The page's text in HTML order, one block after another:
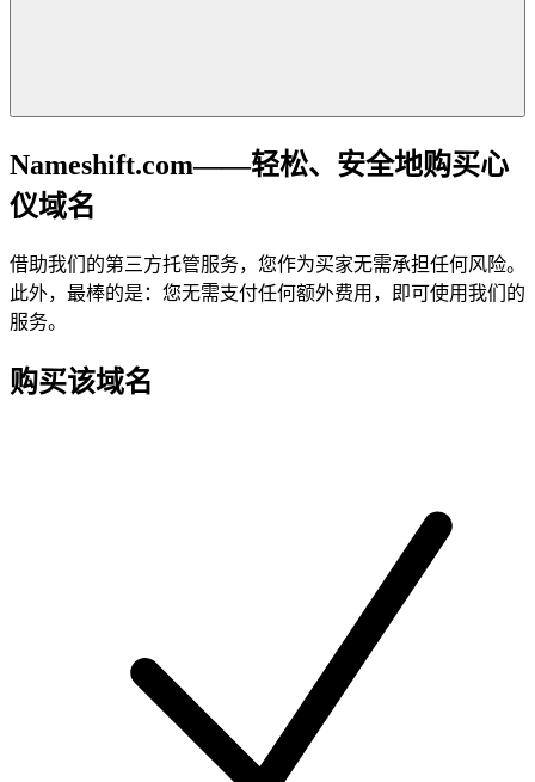
Nameshift.com——轻松、安全地购买心
仪域名
借助我们的第三方托管服务，您作为买家无需承担任何风险。
此外，最棒的是：您无需支付任何额外费用，即可使用我们的
服务。
购买该域名